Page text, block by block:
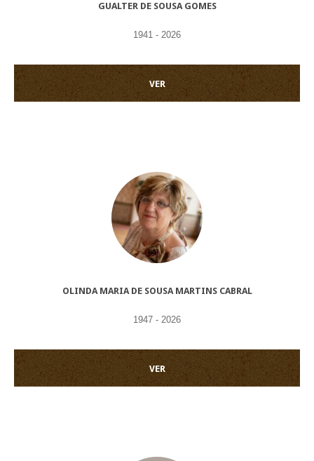
GUALTER DE SOUSA GOMES
1941 - 2026
VER
OLINDA MARIA DE SOUSA MARTINS CABRAL
1947 - 2026
VER